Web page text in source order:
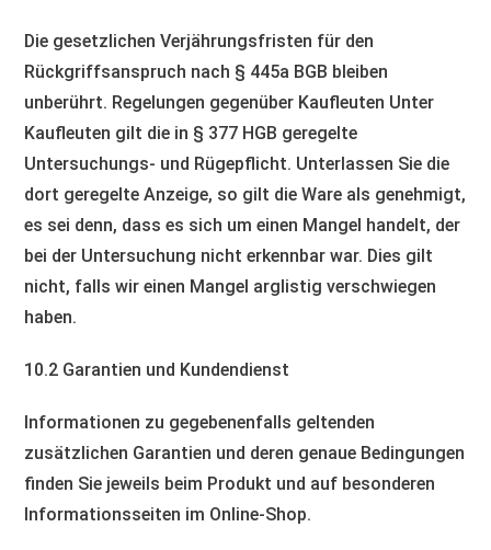
Die gesetzlichen Verjährungsfristen für den
Rückgriffsanspruch nach § 445a BGB bleiben
unberührt. Regelungen gegenüber Kaufleuten Unter
Kaufleuten gilt die in § 377 HGB geregelte
Untersuchungs- und Rügepflicht. Unterlassen Sie die
dort geregelte Anzeige, so gilt die Ware als genehmigt,
es sei denn, dass es sich um einen Mangel handelt, der
bei der Untersuchung nicht erkennbar war. Dies gilt
nicht, falls wir einen Mangel arglistig verschwiegen
haben.
10.2 Garantien und Kundendienst
Informationen zu gegebenenfalls geltenden
zusätzlichen Garantien und deren genaue Bedingungen
finden Sie jeweils beim Produkt und auf besonderen
Informationsseiten im Online-Shop.